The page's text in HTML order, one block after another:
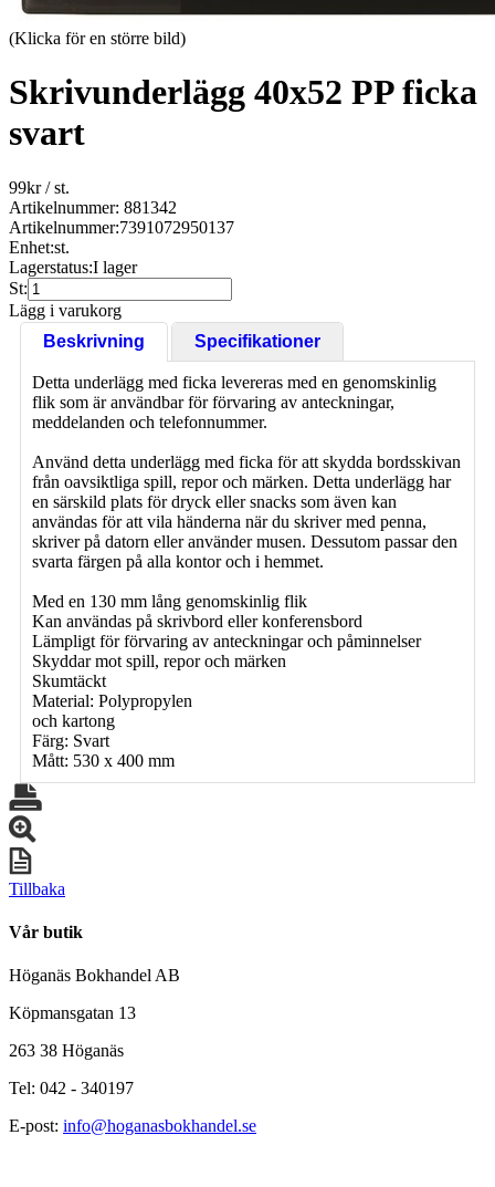
(Klicka för en större bild)
Skrivunderlägg 40x52 PP ficka
svart
99kr/ st.
Artikelnummer: 881342
Artikelnummer:7391072950137
Enhet:st.
Lagerstatus:I lager
St:
Lägg i varukorg
Beskrivning
Specifikationer
Detta underlägg med ficka levereras med en genomskinlig
flik som är användbar för förvaring av anteckningar,
meddelanden och telefonnummer.
Använd detta underlägg med ficka för att skydda bordsskivan
från oavsiktliga spill, repor och märken. Detta underlägg har
en särskild plats för dryck eller snacks som även kan
användas för att vila händerna när du skriver med penna,
skriver på datorn eller använder musen. Dessutom passar den
svarta färgen på alla kontor och i hemmet.
Med en 130 mm lång genomskinlig flik
Kan användas på skrivbord eller konferensbord
Lämpligt för förvaring av anteckningar och påminnelser
Skyddar mot spill, repor och märken
Skumtäckt
Material: Polypropylen
och kartong
Färg: Svart
Mått: 530 x 400 mm
Tillbaka
Vår butik
Höganäs Bokhandel AB
Köpmansgatan 13
263 38 Höganäs
Tel: 042 - 340197
E-post: info@hoganasbokhandel.se